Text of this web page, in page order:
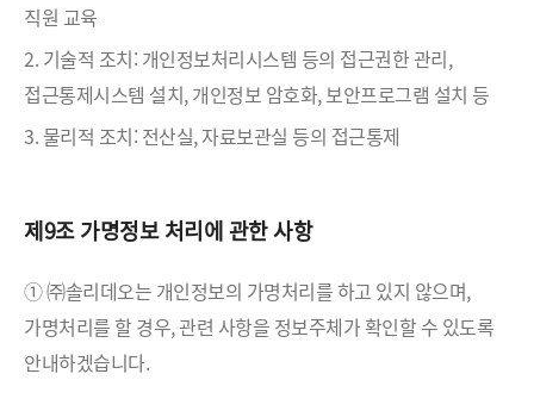
직원 교육
2. 기술적 조치: 개인정보처리시스템 등의 접근권한 관리,
접근통제시스템 설치, 개인정보 암호화, 보안프로그램 설치 등
3. 물리적 조치: 전산실, 자료보관실 등의 접근통제
제9조 가명정보 처리에 관한 사항
① ㈜솔리데오는 개인정보의 가명처리를 하고 있지 않으며,
가명처리를 할 경우, 관련 사항을 정보주체가 확인할 수 있도록
안내하겠습니다.